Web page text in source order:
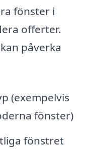
fönster i
offerter.
påverka
(exempelvis
fönster)
fönstret